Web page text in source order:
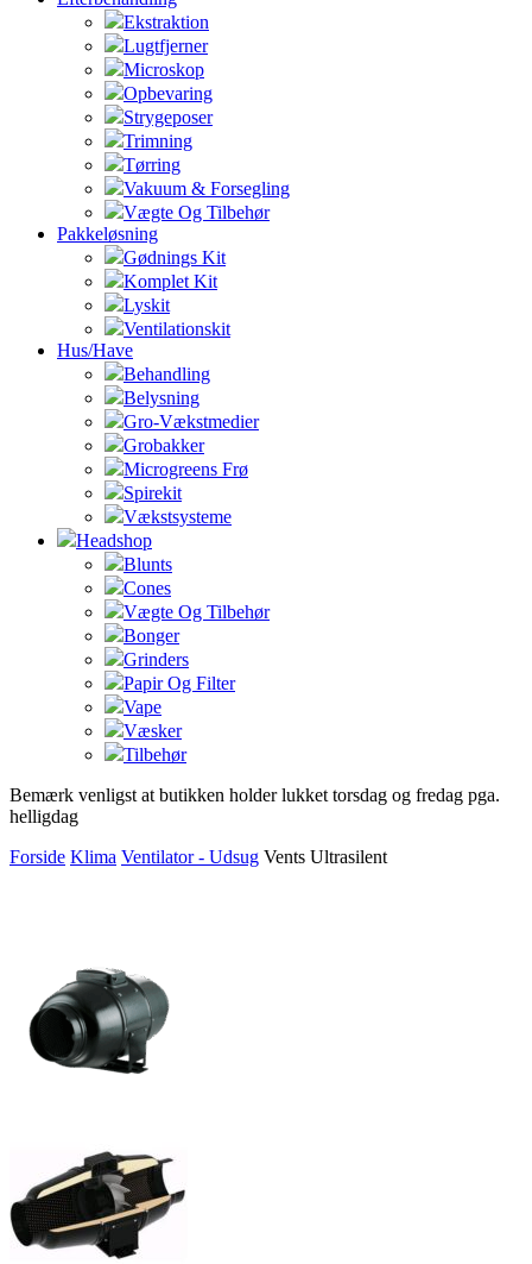
Ekstraktion
Lugtfjerner
Microskop
Opbevaring
Strygeposer
Trimning
Tørring
Vakuum & Forsegling
Vægte Og Tilbehør
Pakkeløsning
Gødnings Kit
Komplet Kit
Lyskit
Ventilationskit
Hus/Have
Behandling
Belysning
Gro-Vækstmedier
Grobakker
Microgreens Frø
Spirekit
Vækstsysteme
Headshop
Blunts
Cones
Vægte Og Tilbehør
Bonger
Grinders
Papir Og Filter
Vape
Væsker
Tilbehør
Bemærk venligst at butikken holder lukket torsdag og fredag pga.
helligdag
Forside Klima Ventilator - Udsug Vents Ultrasilent